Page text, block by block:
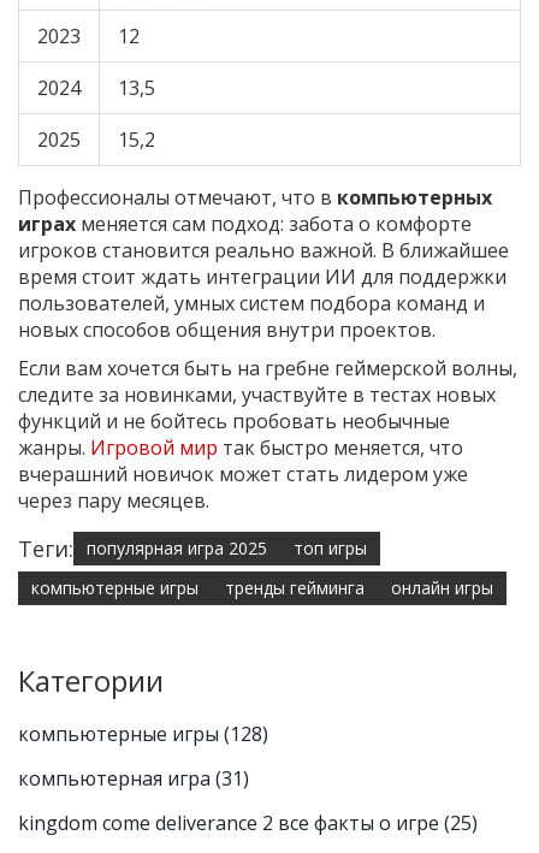
2023
12
2024
13,5
2025
15,2
Профессионалы отмечают, что в компьютерных
играх меняется сам подход: забота о комфорте
игроков становится реально важной. В ближайшее
время стоит ждать интеграции ИИ для поддержки
пользователей, умных систем подбора команд и
новых способов общения внутри проектов.
Если вам хочется быть на гребне геймерской волны,
следите за новинками, участвуйте в тестах новых
функций и не бойтесь пробовать необычные
жанры. Игровой мир так быстро меняется, что
вчерашний новичок может стать лидером уже
через пару месяцев.
Теги: популярная игра 2025
топ игры
компьютерные игры
тренды гейминга онлайн игры
Категории
компьютерные игры (128)
компьютерная игра (31)
kingdom come deliverance 2 все факты о игре (25)